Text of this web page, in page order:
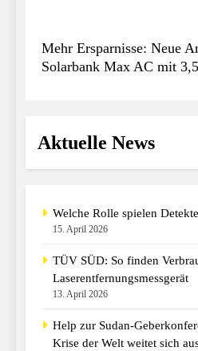
Mehr Ersparnisse: Neue
Solarbank Max AC mit
Aktuelle News
Welche Rolle spielen
15. April 2026
TÜV SÜD: So finden
Laserentfernungsmessgerät
13. April 2026
Help zur Sudan-
Krise der Welt weitet sich